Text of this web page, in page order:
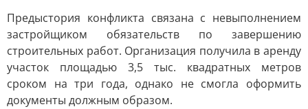
Предыстория конфликта связана с невыполнением
застройщиком обязательств по завершению
строительных работ. Организация получила в аренду
участок площадью 3,5 тыс. квадратных метров
сроком на три года, однако не смогла оформить
документы должным образом.